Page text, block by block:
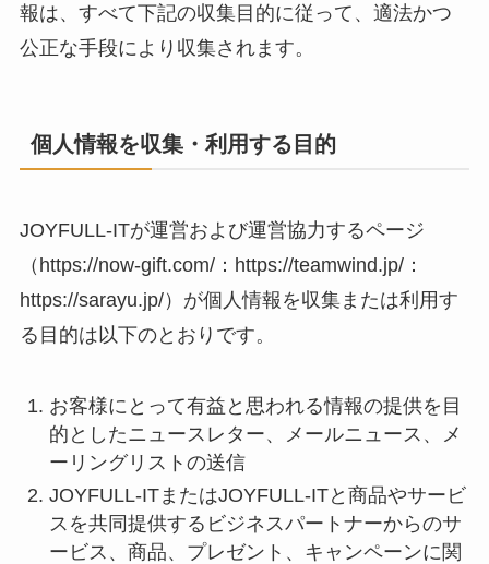
報は、すべて下記の収集目的に従って、適法かつ
公正な手段により収集されます。
個人情報を収集・利用する目的
JOYFULL-ITが運営および運営協力するページ
（https://now-gift.com/：https://teamwind.jp/：
https://sarayu.jp/）が個人情報を収集または利用す
る目的は以下のとおりです。
お客様にとって有益と思われる情報の提供を目
的としたニュースレター、メールニュース、メ
ーリングリストの送信
JOYFULL-ITまたはJOYFULL-ITと商品やサービ
スを共同提供するビジネスパートナーからのサ
ービス、商品、プレゼント、キャンペーンに関